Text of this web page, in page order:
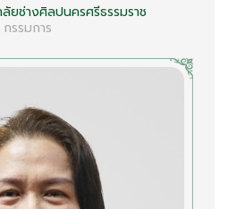
ยช่างศิลปนครศรีธรรมราช
กรรมการ